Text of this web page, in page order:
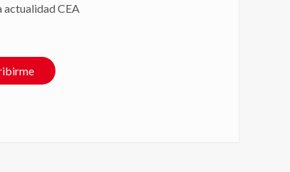
actualidad CEA